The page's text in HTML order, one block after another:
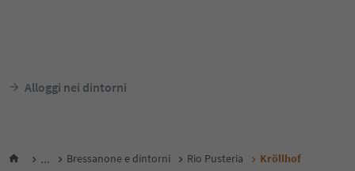
Alloggi nei dintorni
... Bressanone e dintorni Rio Pusteria Kröllhof